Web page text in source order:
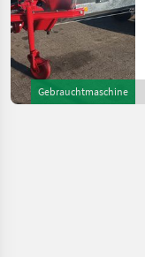
Gebrauchtmaschine